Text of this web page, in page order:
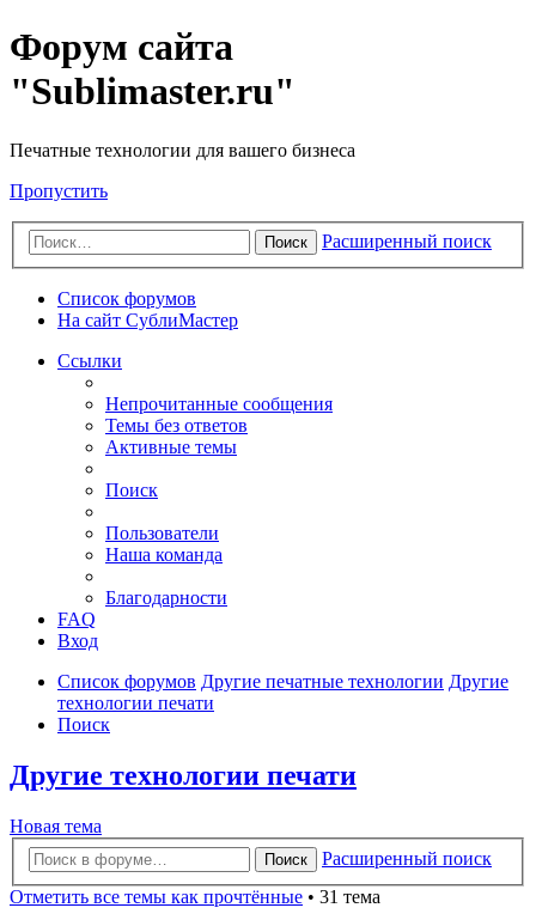
Форум сайта
"Sublimaster.ru"
Печатные технологии для вашего бизнеса
Пропустить
Поиск Расширенный поиск
Список форумов
На сайт СублиМастер
Ссылки
Непрочитанные сообщения
Темы без ответов
Активные темы
Поиск
Пользователи
Наша команда
Благодарности
FAQ
Вход
Список форумов Другие печатные технологии Другие
технологии печати
Поиск
Другие технологии печати
Новая тема
Поиск
Расширенный поиск
Отметить все темы как прочтённые • 31 тема